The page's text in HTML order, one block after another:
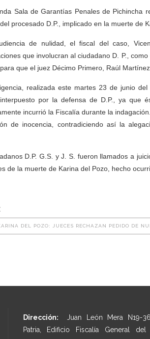
Sala de Garantías Penales de Pichincha
procesado D.P., implicado en la muerte de
de nulidad, el fiscal del caso,
que involucran al ciudadano D. P.,
que el juez Décimo Primero, Raúl
realizada este martes 23 de junio
por la defensa de D.P., ya que
incurrió la Fiscalía durante la
de inocencia, contradiciendo así la
D.P. G.S. y J. S. fueron llamados a
de la muerte de Karina del Pozo, hecho
DEL POZO: JUECES RECHAZAN PEDIDO DE
Dirección: Juan León Mera N19-
Patria, Edificio Fiscalía General del